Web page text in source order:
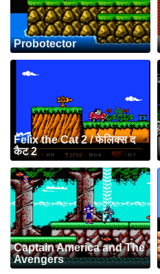
Probotector
Felix the Cat 2 / फेलिक्स द
कैट 2
Captain America and The
Avengers